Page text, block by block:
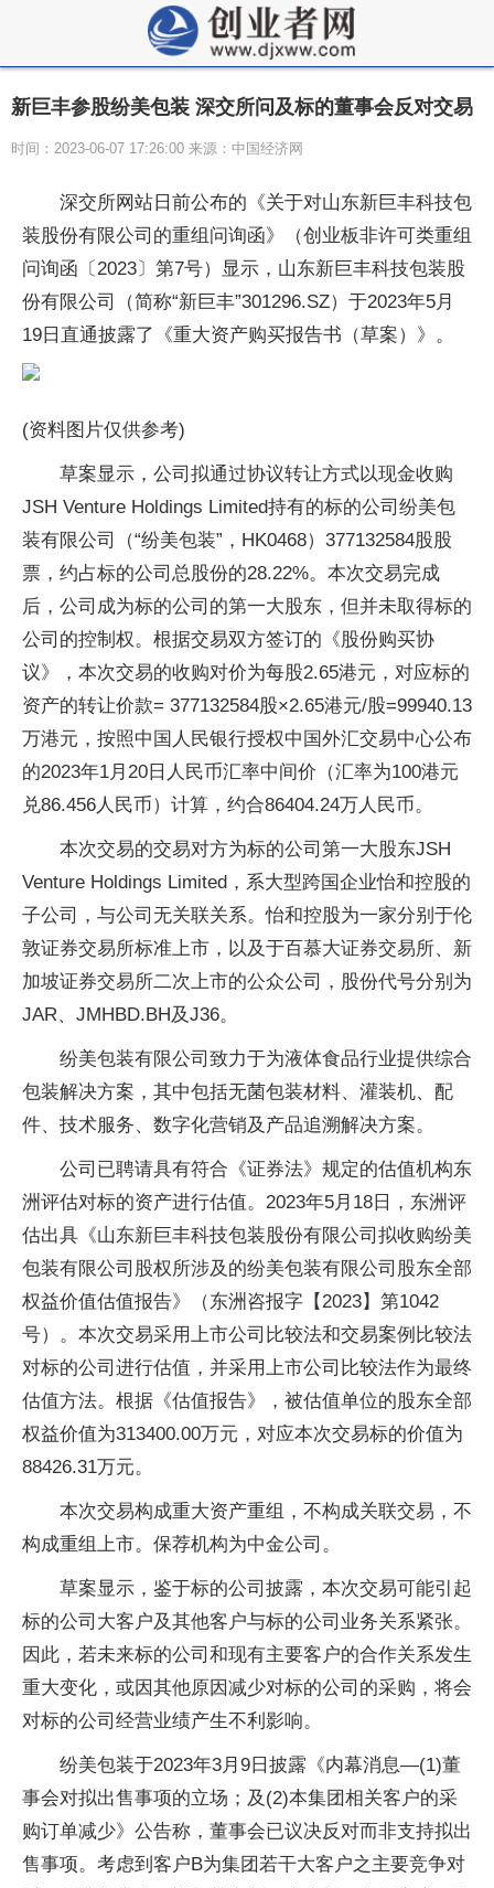
新巨丰参股纷美包装 深交所问及标的董事会反对交易
时间：2023-06-07 17:26:00 来源：中国经济网
深交所网站日前公布的《关于对山东新巨丰科技包
装股份有限公司的重组问询函》（创业板非许可类重组
问询函〔2023〕第7号）显示，山东新巨丰科技包装股
份有限公司（简称“新巨丰”301296.SZ）于2023年5月
19日直通披露了《重大资产购买报告书（草案）》。
(资料图片仅供参考)
草案显示，公司拟通过协议转让方式以现金收购
JSH Venture Holdings Limited持有的标的公司纷美包
装有限公司（“纷美包装”，HK0468）377132584股股
票，约占标的公司总股份的28.22%。本次交易完成
后，公司成为标的公司的第一大股东，但并未取得标的
公司的控制权。根据交易双方签订的《股份购买协
议》，本次交易的收购对价为每股2.65港元，对应标的
资产的转让价款= 377132584股×2.65港元/股=99940.13
万港元，按照中国人民银行授权中国外汇交易中心公布
的2023年1月20日人民币汇率中间价（汇率为100港元
兑86.456人民币）计算，约合86404.24万人民币。
本次交易的交易对方为标的公司第一大股东JSH
Venture Holdings Limited，系大型跨国企业怡和控股的
子公司，与公司无关联关系。怡和控股为一家分别于伦
敦证券交易所标准上市，以及于百慕大证券交易所、新
加坡证券交易所二次上市的公众公司，股份代号分别为
JAR、JMHBD.BH及J36。
纷美包装有限公司致力于为液体食品行业提供综合
包装解决方案，其中包括无菌包装材料、灌装机、配
件、技术服务、数字化营销及产品追溯解决方案。
公司已聘请具有符合《证券法》规定的估值机构东
洲评估对标的资产进行估值。2023年5月18日，东洲评
估出具《山东新巨丰科技包装股份有限公司拟收购纷美
包装有限公司股权所涉及的纷美包装有限公司股东全部
权益价值估值报告》（东洲咨报字【2023】第1042
号）。本次交易采用上市公司比较法和交易案例比较法
对标的公司进行估值，并采用上市公司比较法作为最终
估值方法。根据《估值报告》，被估值单位的股东全部
权益价值为313400.00万元，对应本次交易标的价值为
88426.31万元。
本次交易构成重大资产重组，不构成关联交易，不
构成重组上市。保荐机构为中金公司。
草案显示，鉴于标的公司披露，本次交易可能引起
标的公司大客户及其他客户与标的公司业务关系紧张。
因此，若未来标的公司和现有主要客户的合作关系发生
重大变化，或因其他原因减少对标的公司的采购，将会
对标的公司经营业绩产生不利影响。
纷美包装于2023年3月9日披露《内幕消息—(1)董
事会对拟出售事项的立场；及(2)本集团相关客户的采
购订单减少》公告称，董事会已议决反对而非支持拟出
售事项。考虑到客户B为集团若干大客户之主要竞争对